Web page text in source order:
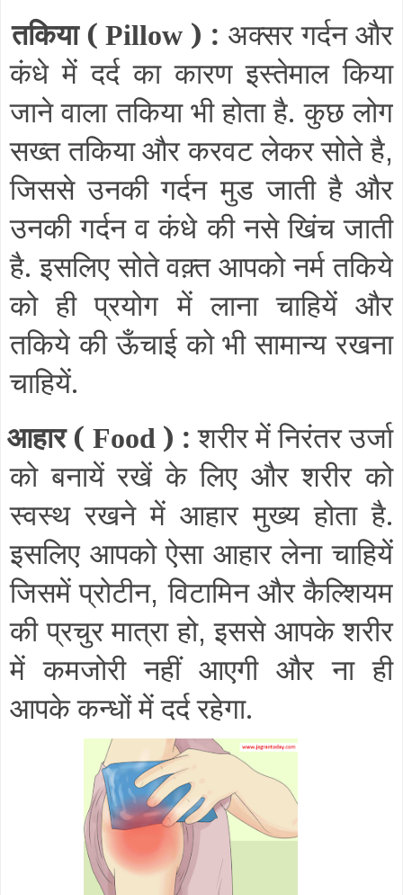
तकिया ( Pillow ) : अक्सर गर्दन और
कंधे में दर्द का कारण इस्तेमाल किया
जाने वाला तकिया भी होता है. कुछ लोग
सख्त तकिया और करवट लेकर सोते है,
जिससे उनकी गर्दन मुड जाती है और
उनकी गर्दन व कंधे की नसे खिंच जाती
है. इसलिए सोते वक़्त आपको नर्म तकिये
को ही प्रयोग में लाना चाहियें और
तकिये की ऊँचाई को भी सामान्य रखना
चाहियें.
आहार ( Food ) : शरीर में निरंतर उर्जा
को बनायें रखें के लिए और शरीर को
स्वस्थ रखने में आहार मुख्य होता है.
इसलिए आपको ऐसा आहार लेना चाहियें
जिसमें प्रोटीन,विटामिन और कैल्शियम
की प्रचुर मात्रा हो, इससे आपके शरीर
में कमजोरी नहीं आएगी और ना ही
आपके कन्धों में दर्द रहेगा.